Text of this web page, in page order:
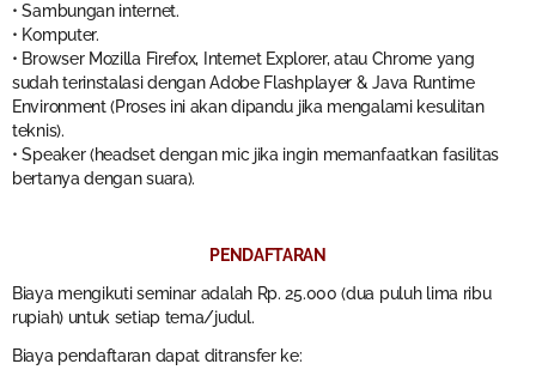
• Sambungan internet.
• Komputer.
• Browser Mozilla Firefox, Internet Explorer, atau Chrome yang
sudah terinstalasi dengan Adobe Flashplayer & Java Runtime
Environment (Proses ini akan dipandu jika mengalami kesulitan
teknis).
• Speaker (headset dengan mic jika ingin memanfaatkan fasilitas
bertanya dengan suara).
PENDAFTARAN
Biaya mengikuti seminar adalah Rp. 25.000 (dua puluh lima ribu
rupiah) untuk setiap tema/judul.
Biaya pendaftaran dapat ditransfer ke: